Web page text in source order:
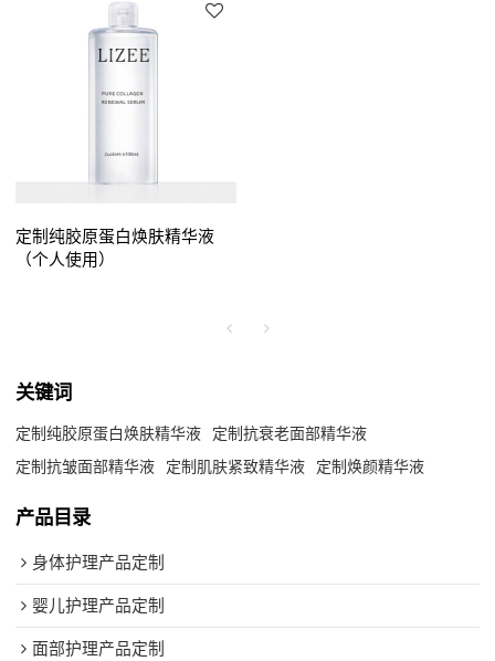
定制纯胶原蛋白焕肤精华液
（个人使用）
关键词
定制纯胶原蛋白焕肤精华液
定制抗衰老面部精华液
定制抗皱面部精华液
定制肌肤紧致精华液 定制焕颜精华液
产品目录
身体护理产品定制
婴儿护理产品定制
面部护理产品定制